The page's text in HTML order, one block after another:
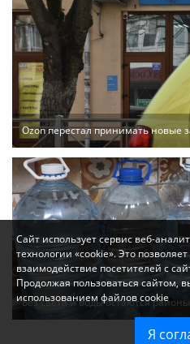
Ozon перестал принимать новые
Без света и воды остаются
Сайт использует сервис веб-
технологии «cookie». Это
взаимодействие посетителей с
Продолжая пользоваться сайтом,
использованием файлов cookie
Я